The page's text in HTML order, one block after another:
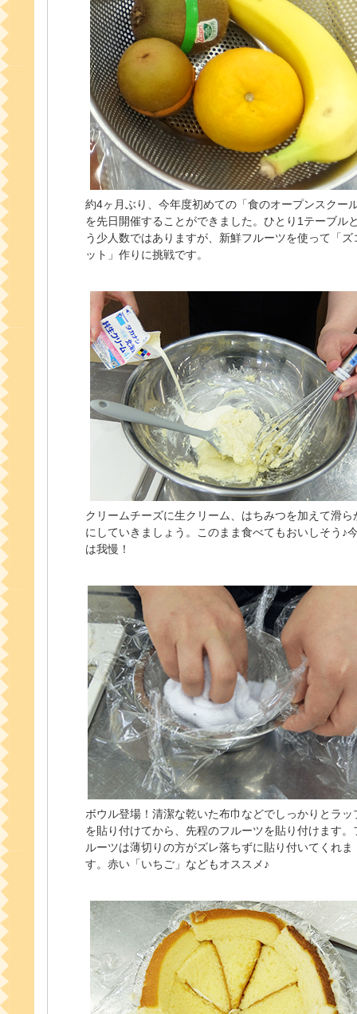
約4ヶ月ぶり、今年度初めての「食のオープンスクー
を先日開催することができました。ひとり1テーブル
う少人数ではありますが、新鮮フルーツを使って「ズ
ット」作りに挑戦です。
クリームチーズに生クリーム、はちみつを加えて滑ら
にしていきましょう。このまま食べてもおいしそう♪
は我慢！
ボウル登場！清潔な乾いた布巾などでしっかりとラッ
を貼り付けてから、先程のフルーツを貼り付けます。
ルーツは薄切りの方がズレ落ちずに貼り付いてくれま
す。赤い「いちご」などもオススメ♪